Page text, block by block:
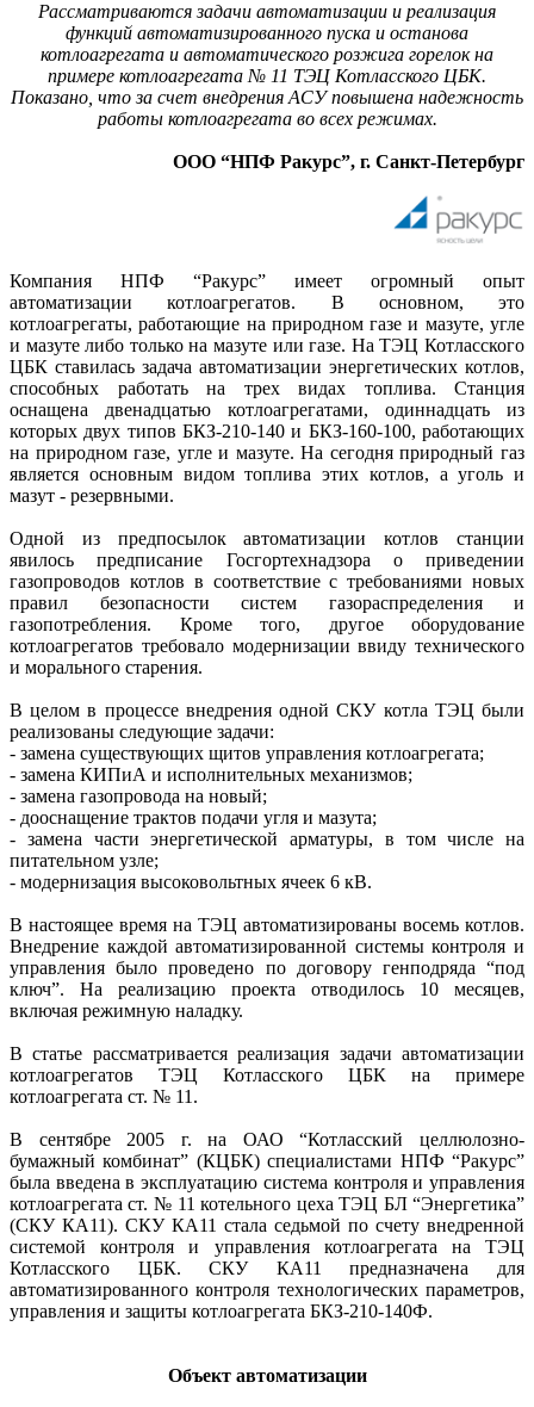
Рассматриваются задачи автоматизации и реализация
функций автоматизированного пуска и останова
котлоагрегата и автоматического розжига горелок на
примере котлоагрегата № 11 ТЭЦ Котласского ЦБК.
Показано, что за счет внедрения АСУ повышена надежность
работы котлоагрегата во всех режимах.
ООО “НПФ Ракурс”, г. Санкт-Петербург
Компания НПФ “Ракурс” имеет огромный опыт
автоматизации котлоагрегатов. В основном, это
котлоагрегаты, работающие на природном газе и мазуте, угле
и мазуте либо только на мазуте или газе. На ТЭЦ Котласского
ЦБК ставилась задача автоматизации энергетических котлов,
способных работать на трех видах топлива. Станция
оснащена двенадцатью котлоагрегатами, одиннадцать из
которых двух типов БКЗ-210-140 и БКЗ-160-100, работающих
на природном газе, угле и мазуте. На сегодня природный газ
является основным видом топлива этих котлов, а уголь и
мазут - резервными.
Одной из предпосылок автоматизации котлов станции
явилось предписание Госгортехнадзора о приведении
газопроводов котлов в соответствие с требованиями новых
правил безопасности систем газораспределения и
газопотребления. Кроме того, другое оборудование
котлоагрегатов требовало модернизации ввиду технического
и морального старения.
В целом в процессе внедрения одной СКУ котла ТЭЦ были
реализованы следующие задачи:
- замена существующих щитов управления котлоагрегата;
- замена КИПиА и исполнительных механизмов;
- замена газопровода на новый;
- дооснащение трактов подачи угля и мазута;
- замена части энергетической арматуры, в том числе на
питательном узле;
- модернизация высоковольтных ячеек 6 кВ.
В настоящее время на ТЭЦ автоматизированы восемь котлов.
Внедрение каждой автоматизированной системы контроля и
управления было проведено по договору генподряда “под
ключ”. На реализацию проекта отводилось 10 месяцев,
включая режимную наладку.
В статье рассматривается реализация задачи автоматизации
котлоагрегатов ТЭЦ Котласского ЦБК на примере
котлоагрегата ст. № 11.
В сентябре 2005 г. на ОАО “Котласский целлюлозно-
бумажный комбинат” (КЦБК) специалистами НПФ “Ракурс”
была введена в эксплуатацию система контроля и управления
котлоагрегата ст. № 11 котельного цеха ТЭЦ БЛ “Энергетика”
(СКУ КА11). СКУ КА11 стала седьмой по счету внедренной
системой контроля и управления котлоагрегата на ТЭЦ
Котласского ЦБК. СКУ КА11 предназначена для
автоматизированного контроля технологических параметров,
управления и защиты котлоагрегата БКЗ-210-140Ф.
Объект автоматизации